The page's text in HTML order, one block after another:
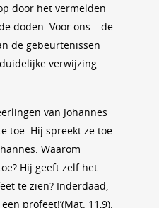
door het vermelden
doden. Voor ons – de
de gebeurtenissen
verwijzing.
van Johannes
toe. Hij spreekt ze toe
Waarom
Hij geeft zelf het
te zien? Inderdaad,
profeet!’(Mat. 11,9).